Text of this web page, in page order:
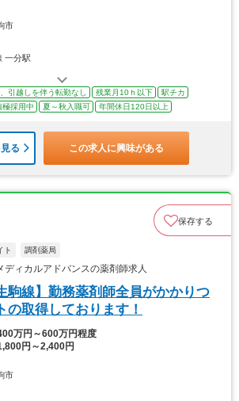
市
一分駅
引越しを伴う転勤なし 残業月10ｈ以下
駅チカ
極採用中 夏～秋入職可 年間休日120日以上
る この求人に興味がある
保存する
ト 調剤薬局
ィカルアドバンスの薬剤師求人
駒線】勤務薬剤師全員がかかりつ
の取得しております！
】400万円～600万円程度
円～2,400円
市